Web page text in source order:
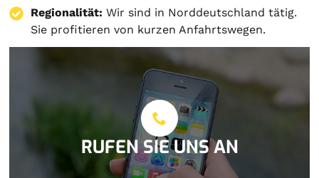
Regionalität: Wir sind in Norddeutschland tätig.
Sie profitieren von kurzen Anfahrtswegen.
RUFEN SIE UNS AN